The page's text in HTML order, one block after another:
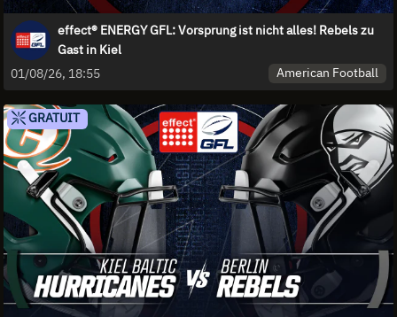
effect® ENERGY GFL: Vorsprung ist nicht alles! Rebels zu
Gast in Kiel
01/08/26, 18:55
American Football
GRATUIT